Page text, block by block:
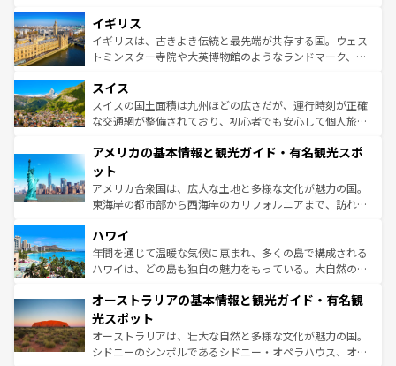
香り高いラベンダー畑など、多彩な楽しみ方が可能だ。さ
らに、パリ以外の地域にも魅力が溢れており、どの街角に
も豊かな歴史と文化が息づいている。パリ以外の個性あふ
を参照してほしい。
顔を持つこの国は、どこを歩いても飽きることがない。ベ
ルリンの文化的活気、バイエルン州のアルプスの絶景、そ
してライン川沿いのワイン畑といった風景は必見。ビール
は、お酒好きな人にはぜひ体験してほしい。 なお、新着の
ドイツ情報はコンテンツ一覧を参照してほしい。
イギリス
イギリスは、古きよき伝統と最先端が共存する国。ウェス
トミンスター寺院や大英博物館のようなランドマーク、歴
リアごとに異なる魅力がある。また、優雅なアフタヌーン
ティー、ビール好きにはたまらない英国パブ、サッカー観
戦など、本場だからこそできる体験も豊富。イギリスを旅
ンツ一覧を参照してほしい。
スイス
スイスの国土面積は九州ほどの広さだが、運行時刻が正確
な交通網が整備されており、初心者でも安心して個人旅行
の建物がそのまま残る町や、スイスならではのユニークな
博物館もあり、アルプス観光だけでなく町歩きも満喫する
ことができる。国民の所得が高いため物価も高いが、旅行
者向けの交通パス提供のサービスもあり、うまく活用すれ
着のスイス情報は
アメリカの基本情報と観光ガイド・有名観光スポ
ット
アメリカ合衆国は、広大な土地と多様な文化が魅力の国。
東海岸の都市部から西海岸のカリフォルニアまで、訪れる
のような巨大都市は、観光、ショッピング、エンターテイ
ンメントが詰まった刺激的なスポットだ。一方、アメリカ
西部には大自然が広がり、グランドキャニオンやイエロー
部のニューオーリンズでは、音楽と美食が融合した独特の
文化が魅力。旅行者はアメリカの各地域で異なる魅力を楽
しみながら、その多様性と豊かな歴史を感じることができ
るだろう。車でのロードトリップや列車の旅も、アメリカ
ハワイ
年間を通じて温暖な気候に恵まれ、多くの島で構成される
ハワイは、どの島も独自の魅力をもっている。大自然の神
ワイ島は見逃せない。また、定番の観光地といえばオアフ
島だが、静かな自然を求めるならマウイ島やカウアイ島が
おすすめ。エメラルドグリーンに輝く海をはじめ、豊かな
文化や歴史が息づいている。「アロハスピリット」と呼ば
オーストラリアの基本情報と観光ガイド・有名観
光スポット
オーストラリアは、壮大な自然と多様な文化が魅力の国。
シドニーのシンボルであるシドニー・オペラハウス、オー